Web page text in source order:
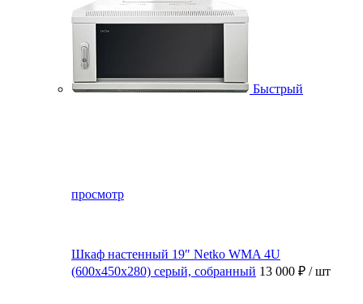
Быстрый
просмотр
Шкаф настенный 19″ Netko WMA 4U
(600x450x280) серый, собранный 13 000 ₽ / шт